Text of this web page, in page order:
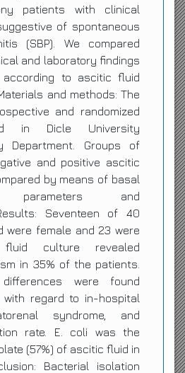
patients with clinical
of spontaneous
(SBP). We compared
and laboratory findings
according to ascitic fluid
and methods: The
and randomized
in Dicle University
Department. Groups of
and positive ascitic
by means of basal
parameters and
Seventeen of 40
were female and 23 were
culture revealed
in 35% of the patients.
were found
with regard to in-hospital
syndrome, and
rate. E. coli was the
(57%) of ascitic fluid in
Bacterial isolation